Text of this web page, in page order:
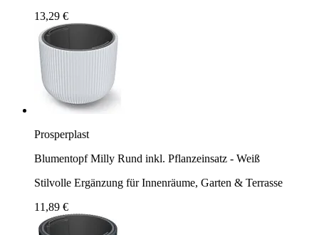
13,29 €
Prosperplast
Blumentopf Milly Rund inkl. Pflanzeinsatz - Weiß
Stilvolle Ergänzung für Innenräume, Garten & Terrasse
11,89 €